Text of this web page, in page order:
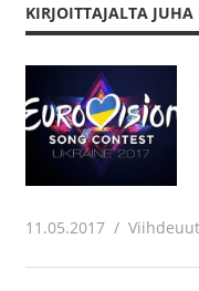
KIRJOITTAJALTA JUHA
11.05.2017 Juha